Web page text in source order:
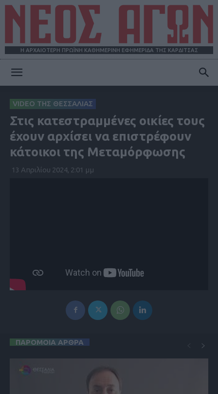
Η ΑΡΧΑΙΟΤΕΡΗ ΠΡΩΪΝΗ ΚΑΘΗΜΕΡΙΝΗ ΕΦΗΜΕΡΙΔΑ ΤΗΣ ΚΑΡΔΙΤΣΑΣ
ΑΓΩΝ
VIDEO ΤΗΣ ΘΕΣΣΑΛΙΑΣ
Στις κατεστραμμένες οικίες τους
έχουν αρχίσει να επιστρέφουν
κάτοικοι της Μεταμόρφωσης
13 Απριλίου 2024, 2:01 μμ
ΠΑΡΟΜΟΙΑ ΑΡΘΡΑ